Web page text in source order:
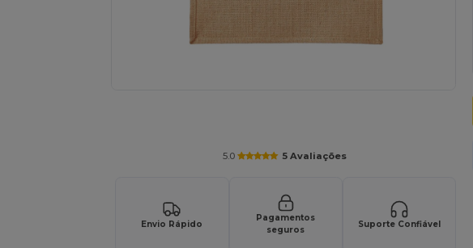
5.0 5 Avaliações
Envio Rápido
Pagamentos
seguros
Suporte Confiável